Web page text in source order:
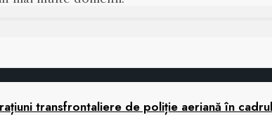
transfrontaliere de poliție aeriană în